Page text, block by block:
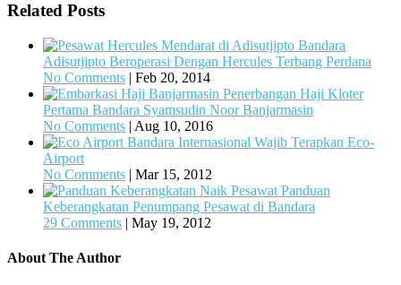
Related Posts
Bandara
Adisutjipto Beroperasi Dengan Hercules Terbang Perdana
No Comments | Feb 20, 2014
Penerbangan Haji Kloter
Pertama Bandara Syamsudin Noor Banjarmasin
No Comments | Aug 10, 2016
Bandara Internasional Wajib Terapkan Eco-
Airport
No Comments | Mar 15, 2012
Panduan
Keberangkatan Penumpang Pesawat di Bandara
29 Comments | May 19, 2012
About The Author